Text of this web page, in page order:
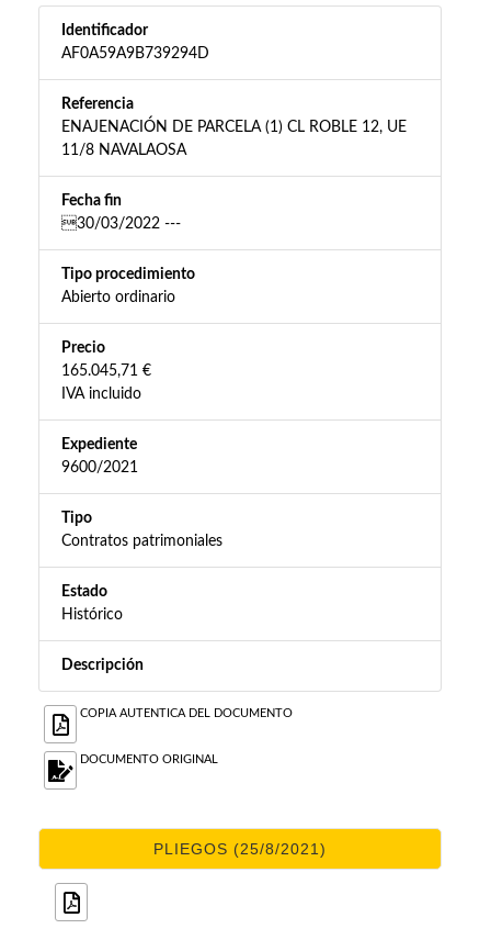
Identificador
AF0A59A9B739294D
Referencia
ENAJENACIÓN DE PARCELA (1) CL ROBLE 12, UE
11/8 NAVALAOSA
Fecha fin
30/03/2022 ---
Tipo procedimiento
Abierto ordinario
Precio
165.045,71 €
IVA incluido
Expediente
9600/2021
Tipo
Contratos patrimoniales
Estado
Histórico
Descripción
COPIA AUTENTICA DEL DOCUMENTO
DOCUMENTO ORIGINAL
PLIEGOS (25/8/2021)